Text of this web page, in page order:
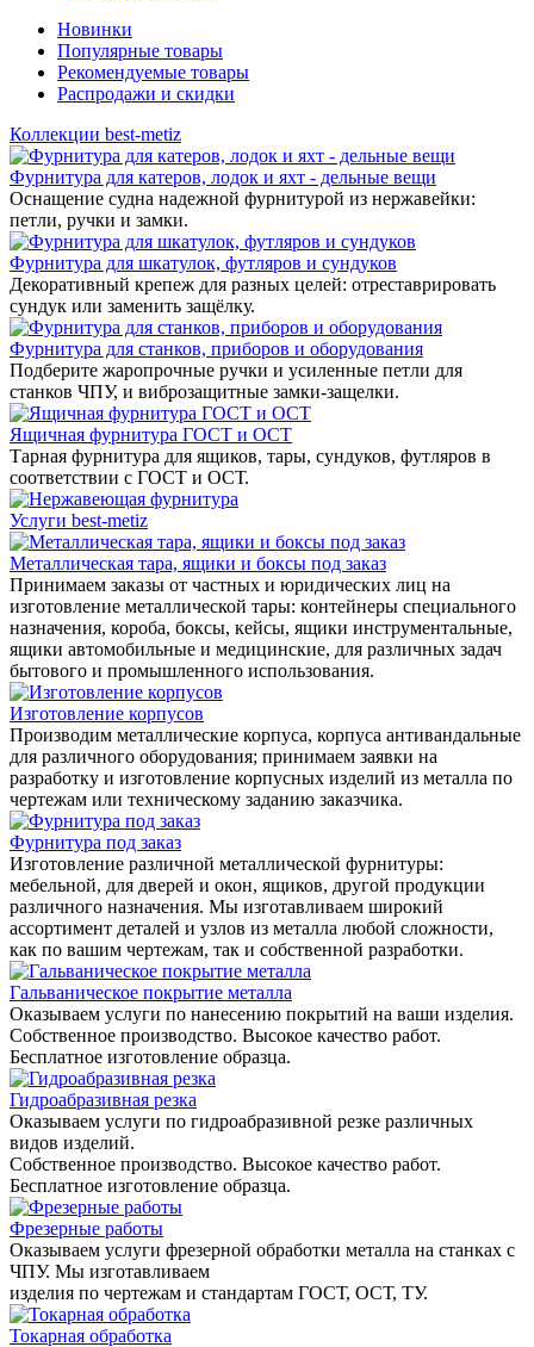
Новинки
Популярные товары
Рекомендуемые товары
Распродажи и скидки
Коллекции best-metiz
Фурнитура для катеров, лодок и яхт - дельные вещи
Оснащение судна надежной фурнитурой из нержавейки:
петли, ручки и замки.
Фурнитура для шкатулок, футляров и сундуков
Декоративный крепеж для разных целей: отреставрировать
сундук или заменить защёлку.
Фурнитура для станков, приборов и оборудования
Подберите жаропрочные ручки и усиленные петли для
станков ЧПУ, и виброзащитные замки-защелки.
Ящичная фурнитура ГОСТ и ОСТ
Тарная фурнитура для ящиков, тары, сундуков, футляров в
соответствии с ГОСТ и ОСТ.
Услуги best-metiz
Металлическая тара, ящики и боксы под заказ
Принимаем заказы от частных и юридических лиц на
изготовление металлической тары: контейнеры специального
назначения, короба, боксы, кейсы, ящики инструментальные,
ящики автомобильные и медицинские, для различных задач
бытового и промышленного использования.
Изготовление корпусов
Производим металлические корпуса, корпуса антивандальные
для различного оборудования; принимаем заявки на
разработку и изготовление корпусных изделий из металла по
чертежам или техническому заданию заказчика.
Фурнитура под заказ
Изготовление различной металлической фурнитуры:
мебельной, для дверей и окон, ящиков, другой продукции
различного назначения. Мы изготавливаем широкий
ассортимент деталей и узлов из металла любой сложности,
как по вашим чертежам, так и собственной разработки.
Гальваническое покрытие металла
Оказываем услуги по нанесению покрытий на ваши изделия.
Собственное производство. Высокое качество работ.
Бесплатное изготовление образца.
Гидроабразивная резка
Оказываем услуги по гидроабразивной резке различных
видов изделий.
Собственное производство. Высокое качество работ.
Бесплатное изготовление образца.
Фрезерные работы
Оказываем услуги фрезерной обработки металла на станках с
ЧПУ. Мы изготавливаем
изделия по чертежам и стандартам ГОСТ, ОСТ, ТУ.
Токарная обработка